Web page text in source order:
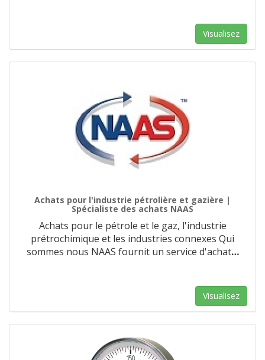
Visualisez
Achats pour l'industrie pétrolière et gazière |
Spécialiste des achats NAAS
Achats pour le pétrole et le gaz, l'industrie
prétrochimique et les industries connexes Qui
sommes nous NAAS fournit un service d'achat…
Visualisez